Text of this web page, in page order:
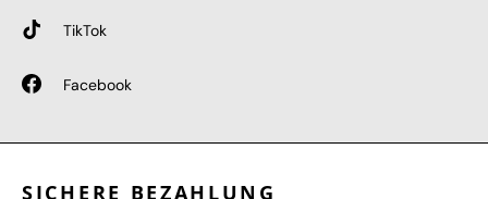
TikTok
Facebook
SICHERE BEZAHLUNG